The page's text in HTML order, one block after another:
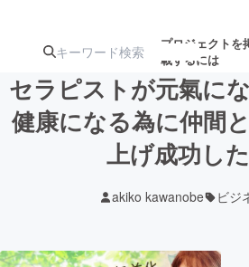
プロジェクトを
載するには
注目のリ 注目の新着プロ
ジェクト
募集
セラピストが元氣に
健康になる為に仲間
上げ成功し
akiko kawanobe ビジ